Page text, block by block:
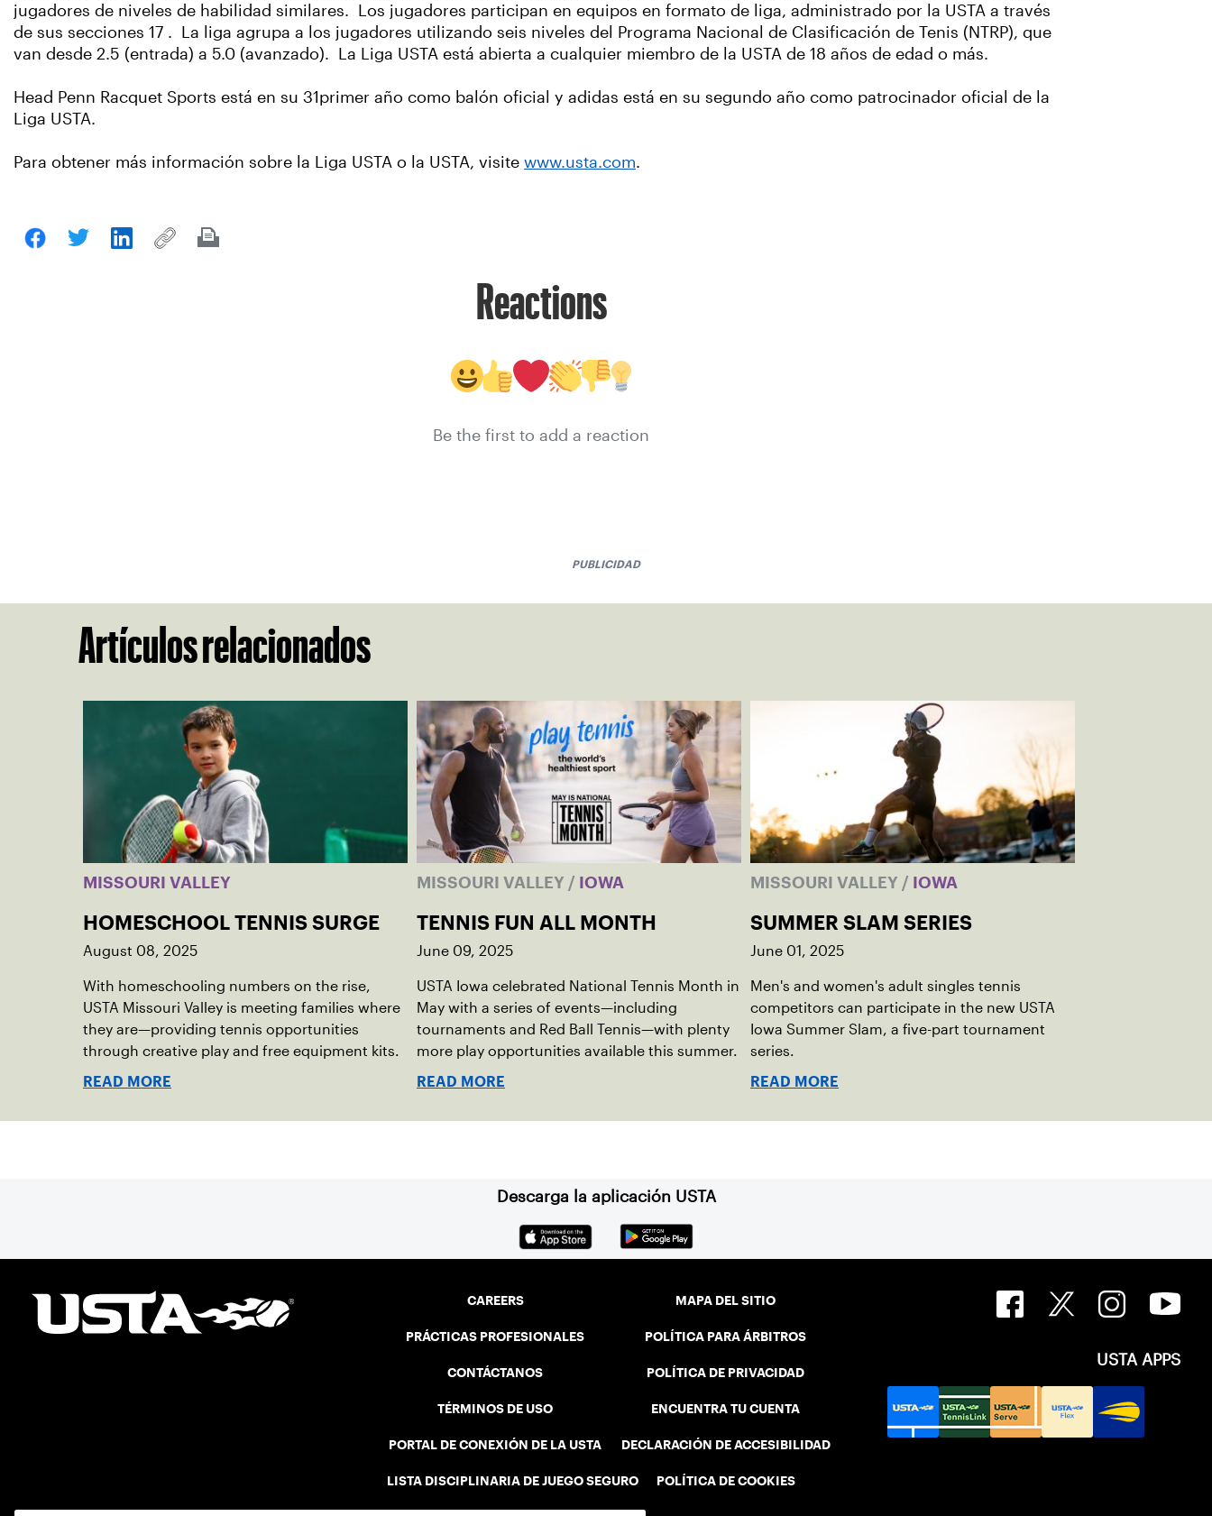
jugadores de niveles de habilidad similares. Los jugadores participan en equipos en formato de liga, administrado por la USTA a través
de sus secciones 17 . La liga agrupa a los jugadores utilizando seis niveles del Programa Nacional de Clasificación de Tenis (NTRP), que
van desde 2.5 (entrada) a 5.0 (avanzado). La Liga USTA está abierta a cualquier miembro de la USTA de 18 años de edad o más.
Head Penn Racquet Sports está en su 31primer año como balón oficial y adidas está en su segundo año como patrocinador oficial de la
Liga USTA.
Para obtener más información sobre la Liga USTA o la USTA, visite www.usta.com.
Reactions
Be the first to add a reaction
PUBLICIDAD
Artículos relacionados
MISSOURI VALLEY
HOMESCHOOL TENNIS SURGE
August 08, 2025
With homeschooling numbers on the rise,
USTA Missouri Valley is meeting families where
they are—providing tennis opportunities
through creative play and free equipment kits.
READ MORE
MISSOURI VALLEY / IOWA
TENNIS FUN ALL MONTH
June 09, 2025
USTA Iowa celebrated National Tennis Month in
May with a series of events—including
tournaments and Red Ball Tennis—with plenty
more play opportunities available this summer.
READ MORE
MISSOURI VALLEY / IOWA
SUMMER SLAM SERIES
June 01, 2025
Men's and women's adult singles tennis
competitors can participate in the new USTA
Iowa Summer Slam, a five-part tournament
series.
READ MORE
Descarga la aplicación USTA
CAREERS
PRÁCTICAS PROFESIONALES
CONTÁCTANOS
TÉRMINOS DE USO
PORTAL DE CONEXIÓN DE LA USTA
LISTA DISCIPLINARIA DE JUEGO SEGURO
MAPA DEL SITIO
POLÍTICA PARA ÁRBITROS
POLÍTICA DE PRIVACIDAD
ENCUENTRA TU CUENTA
DECLARACIÓN DE ACCESIBILIDAD
POLÍTICA DE COOKIES
USTA APPS